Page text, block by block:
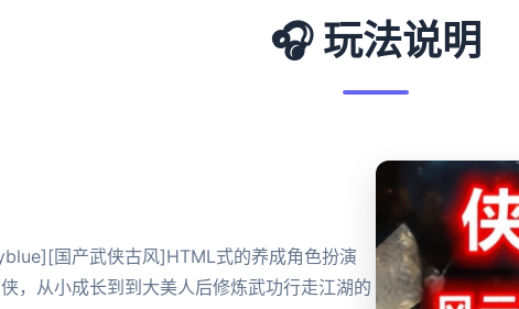
🎧 玩法说明
国产武侠古风]HTML式的养成角色扮演
，从小成长到到大美人后修炼武功行走江湖的